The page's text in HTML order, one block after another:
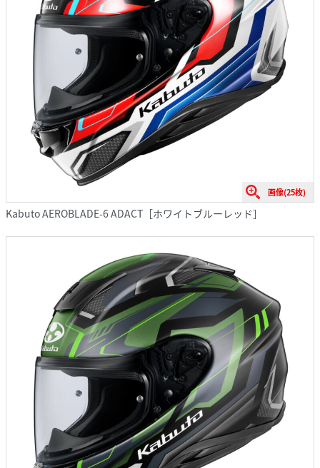
画像(25枚)
Kabuto AEROBLADE-6 ADACT［ホワイトブルーレッド］